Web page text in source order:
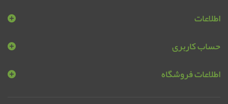
اطلاعات
حساب کاربری
اطلاعات فروشگاه